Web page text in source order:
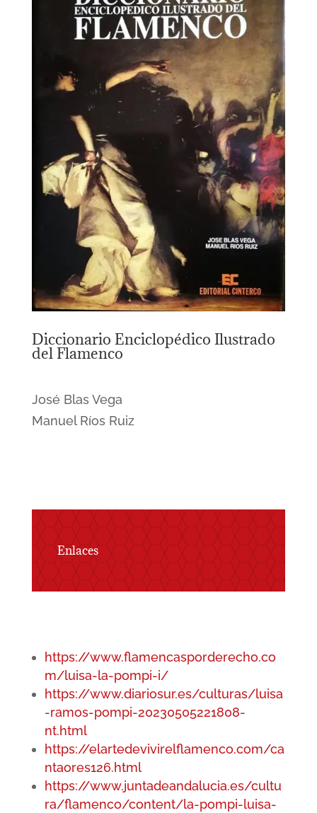
Diccionario Enciclopédico Ilustrado
del Flamenco
José Blas Vega
Manuel Ríos Ruiz
Enlaces
https://www.flamencasporderecho.co
m/luisa-la-pompi-i/
https://www.diariosur.es/culturas/luisa
-ramos-pompi-20230505221808-
nt.html
https://elartedevivirelflamenco.com/ca
ntaores126.html
https://www.juntadeandalucia.es/cultu
ra/flamenco/content/la-pompi-luisa-